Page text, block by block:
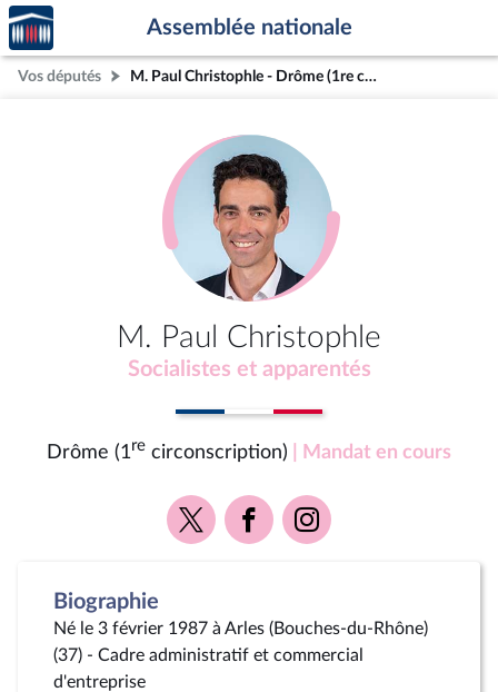
Aller au contenu
Aller en bas de la page
Accèder
à la
page
d'accueil
Assemblée nationale
Vos députés M. Paul Christophle - Drôme (1re circonscription)
M. Paul Christophle
Socialistes et apparentés
Drôme (1re circonscription) | Mandat en cours
Voir
la
Voir
la
Voir
la
Biographie
Né le 3 février 1987 à Arles (Bouches-du-Rhône)
(37) - Cadre administratif et commercial
d'entreprise